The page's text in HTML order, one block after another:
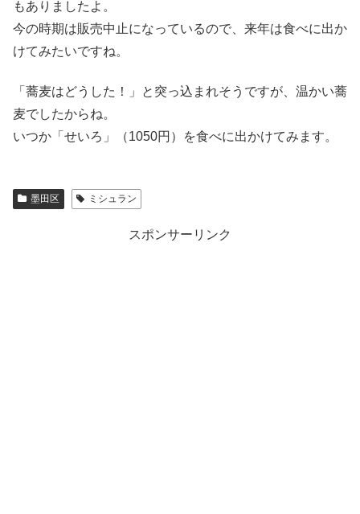
もありましたよ。
今の時期は販売中止になっているので、来年は食べに出か
けてみたいですね。
「蕎麦はどうした！」と突っ込まれそうですが、温かい蕎
麦でしたからね。
いつか「せいろ」（1050円）を食べに出かけてみます。
墨田区 ミシュラン
スポンサーリンク